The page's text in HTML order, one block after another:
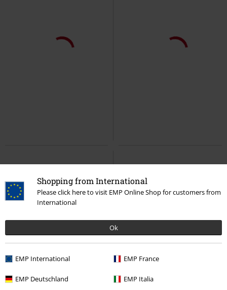
Shopping from International
Please click here to visit EMP Online Shop for customers from
International
Ok
EMP International EMP France
EMP Deutschland EMP Italia